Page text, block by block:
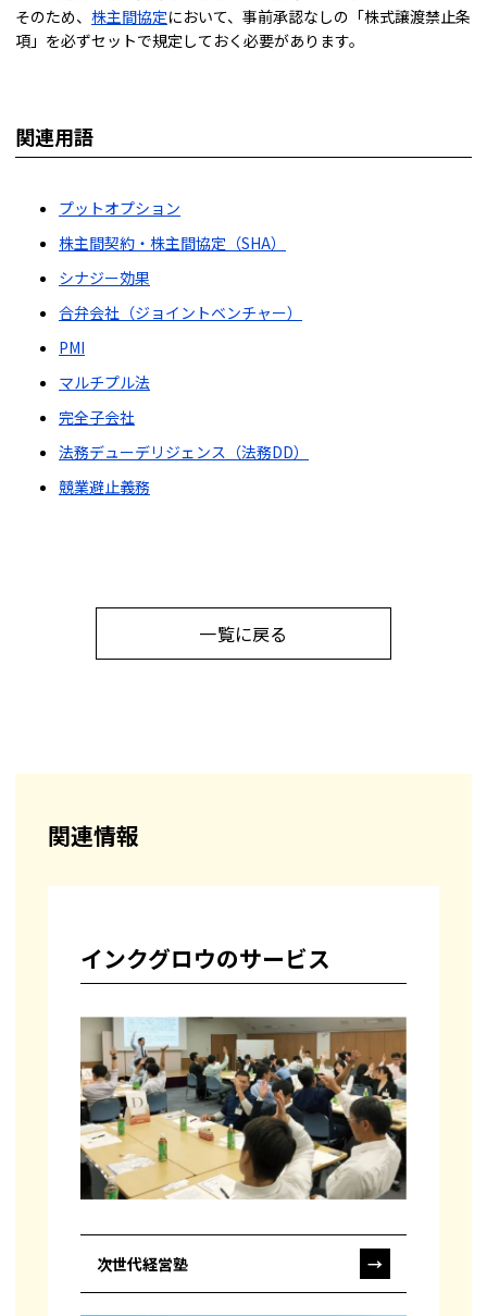
そのため、 株主間協定において、事前承認なしの「株式譲渡禁止条
項」を必ずセットで規定しておく必要があります。
関連用語
プットオプション
株主間契約・株主間協定（SHA）
シナジー効果
合弁会社（ジョイントベンチャー）
PMI
マルチプル法
完全子会社
法務デューデリジェンス（法務DD）
競業避止義務
一覧に戻る
関連情報
インクグロウのサービス
次世代経営塾 →